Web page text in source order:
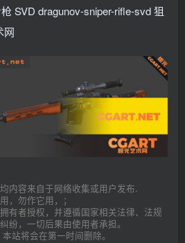
SVD dragunov-sniper-rifle-svd 狙
网
内容来自于网络收集或用户发布.
，勿作它用，；
有者授权，并遵循国家相关法律、法规
纷，一切后果由使用者承担。
站将会在第一时间删除。